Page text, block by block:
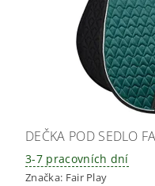
DEČKA POD SEDLO
3-7 pracovních dní
Značka: Fair Play